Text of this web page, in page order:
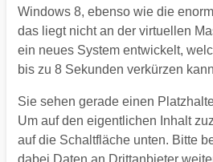
Windows 8, ebenso wie die
das liegt nicht an der virtuellen
ein neues System entwickelt,
bis zu 8 Sekunden verkürzen
Sie sehen gerade einen
Um auf den eigentlichen Inhalt
auf die Schaltfläche unten. Bitte
dabei Daten an Drittanbieter